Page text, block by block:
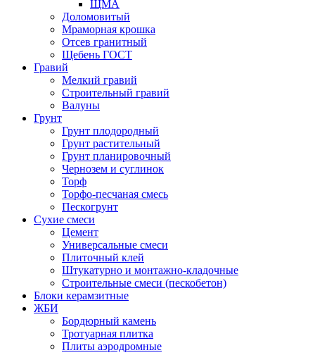
ЩМА
Доломовитый
Мраморная крошка
Отсев гранитный
Щебень ГОСТ
Гравий
Мелкий гравий
Строительный гравий
Валуны
Грунт
Грунт плодородный
Грунт растительный
Грунт планировочный
Чернозем и суглинок
Торф
Торфо-песчаная смесь
Пескогрунт
Сухие смеси
Цемент
Универсальные смеси
Плиточный клей
Штукатурно и монтажно-кладочные
Строительные смеси (пескобетон)
Блоки керамзитные
ЖБИ
Бордюрный камень
Тротуарная плитка
Плиты аэродромные